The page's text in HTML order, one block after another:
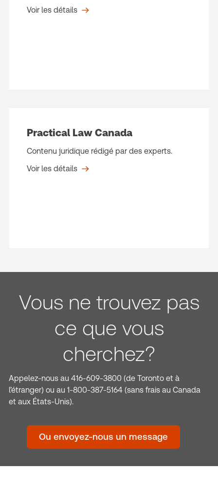
Voir les détails
Practical Law Canada
Contenu juridique rédigé par des experts.
Voir les détails
Vous ne trouvez pas
ce que vous
cherchez?
Appelez-nous au 416-609-3800 (de Toronto et à
l’étranger) ou au 1-800-387-5164 (sans frais au Canada
et aux États-Unis).
Ou envoyez-nous un message